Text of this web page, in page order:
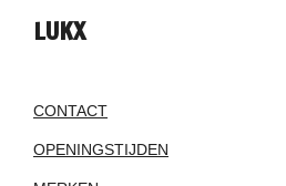
LUKX
CONTACT
OPENINGSTIJDEN